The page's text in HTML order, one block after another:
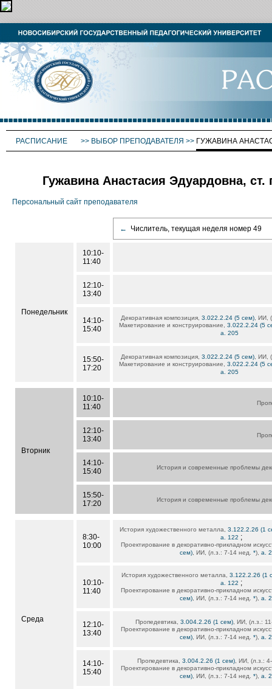
РАСПИСАНИЕ >> ВЫБОР ПРЕПОДАВАТЕЛЯ >> ГУЖАВИНА
Гужавина Анастасия Эдуардовна, ст.
Персональный сайт преподавателя
← Числитель, текущая неделя номер 49
Понедельник
10:10-
11:40
12:10-
13:40
14:10-
15:40
Декоративная композиция,3.022.2.24 (5 сем) , ИИ,
Макетирование и конструирование,3.022.2.24 (5
а. 205
15:50-
17:20
Декоративная композиция,3.022.2.24 (5 сем) , ИИ,
Макетирование и конструирование,3.022.2.24 (5
а. 205
Вторник
10:10-
11:40
12:10-
13:40
14:10-
15:40
История и современные проблемы
15:50-
17:20
История и современные проблемы
Среда
8:30-
10:00
История художественного металла, 3.122.2.26 (1
а. 122 ;
Проектирование в декоративно-прикладном
сем) , ИИ, (л.з.: 7-14 нед. *), а.
10:10-
11:40
История художественного металла,3.122.2.26 (1
а. 122 ;
Проектирование в декоративно-прикладном
сем) , ИИ, (л.з.: 7-14 нед. *), а.
12:10-
13:40
Пропедевтика,3.004.2.26 (1 сем) , ИИ, (л.з.:
Проектирование в декоративно-прикладном
сем) , ИИ, (л.з.: 7-14 нед. *), а.
14:10-
15:40
Пропедевтика, 3.004.2.26 (1 сем) , ИИ, (л.з.:
Проектирование в декоративно-прикладном
сем) , ИИ, (л.з.: 7-14 нед. *), а.